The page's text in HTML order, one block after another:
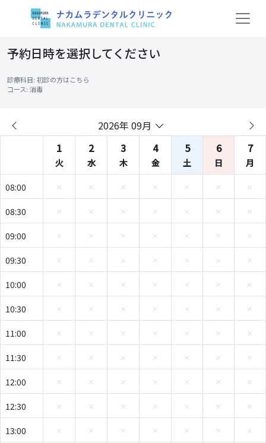
予約日時を選択してください
診療科目: 初診の方はこちら
コース: 消毒
2026年 09月
1
火
2
水
3
木
4
金
5
土
6
日
7
月
08:00
08:30
09:00
09:30
10:00
10:30
11:00
11:30
12:00
12:30
13:00